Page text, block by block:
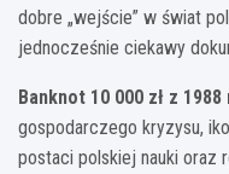
dobre „wejście” w świat
jednocześnie ciekawy
Banknot 10 000 zł z
gospodarczego kryzysu,
postaci polskiej nauki oraz